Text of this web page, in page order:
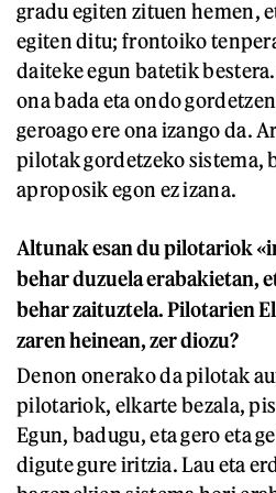
gradu egiten zituen hemen,
egiten ditu; frontoiko
daiteke egun batetik
ona bada eta ondo
geroago ere ona izango da.
pilotak gordetzeko sistema,
aproposik egon ez izana.
Altunak esan du pilotariok
behar duzuela erabakietan,
behar zaituztela. Pilotarien
zaren heinean, zer diozu?
Denon onerako da pilotak
pilotariok, elkarte bezala,
Egun, badugu, eta gero eta
digute gure iritzia. Lau eta